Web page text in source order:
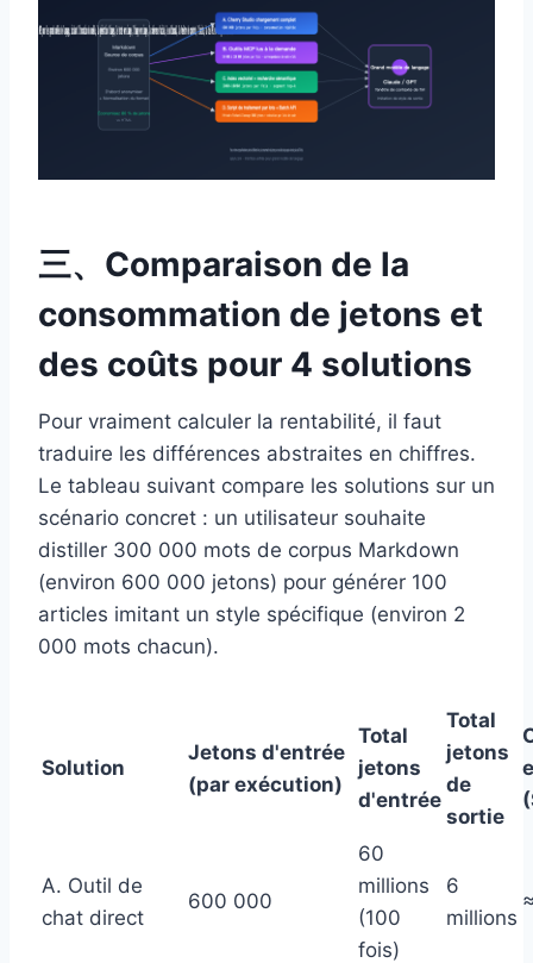
三、Comparaison de la
consommation de jetons et
des coûts pour 4 solutions
Pour vraiment calculer la rentabilité, il faut
traduire les différences abstraites en chiffres.
Le tableau suivant compare les solutions sur un
scénario concret : un utilisateur souhaite
distiller 300 000 mots de corpus Markdown
(environ 600 000 jetons) pour générer 100
articles imitant un style spécifique (environ 2
000 mots chacun).
Solution
Jetons d'entrée
(par exécution)
Total
jetons
d'entrée
Total
jetons
de
sortie
A. Outil de
chat direct
600 000
60
millions
(100
fois)
6
millions